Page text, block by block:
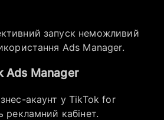
запуск неможливий
Ads Manager.
Ads Manager
акаунт у TikTok for
рекламний кабінет.